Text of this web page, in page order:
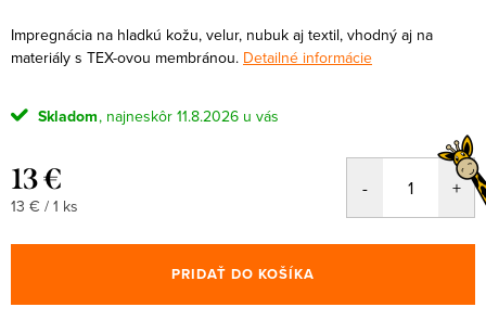
Impregnácia na hladkú kožu, velur, nubuk aj textil, vhodný aj na
materiály s TEX-ovou membránou. Detailné informácie
Skladom 11.8.2026
13 €
Jednotková
13 € / 1 ks
PRIDAŤ DO KOŠÍKA